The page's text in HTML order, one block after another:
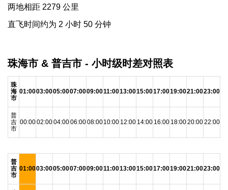
两地相距 2279 公里
直飞时间约为 2 小时 50 分钟
珠海市 & 普吉市 - 小时级时差对照表
珠
海
市
01:0003:0005:0007:0009:0011:0013:0015:0017:0019:0021:0023:00
普
吉
市
00:0002:0004:0006:0008:0010:00 12:00 14:00 16:00 18:0020:0022:00
普
吉
市
01:0003:0005:0007:0009:0011:0013:0015:0017:0019:0021:0023:00